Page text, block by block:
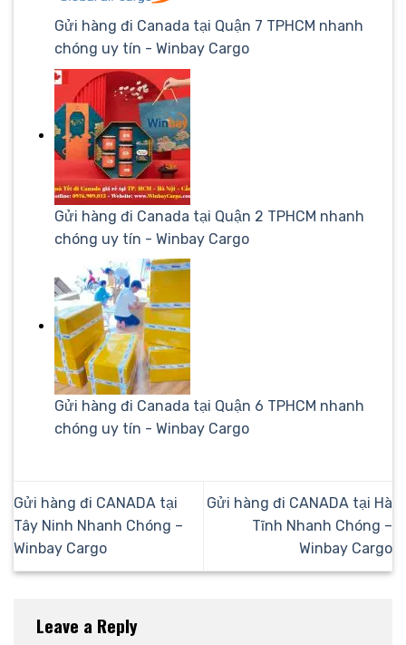
Gửi hàng đi Canada tại Quận 7 TPHCM nhanh
chóng uy tín - Winbay Cargo
Gửi hàng đi Canada tại Quận 2 TPHCM nhanh
chóng uy tín - Winbay Cargo
Gửi hàng đi Canada tại Quận 6 TPHCM nhanh
chóng uy tín - Winbay Cargo
Gửi hàng đi CANADA tại
Tây Ninh Nhanh Chóng –
Winbay Cargo
Gửi hàng đi CANADA tại Hà
Tĩnh Nhanh Chóng –
Winbay Cargo
Leave a Reply